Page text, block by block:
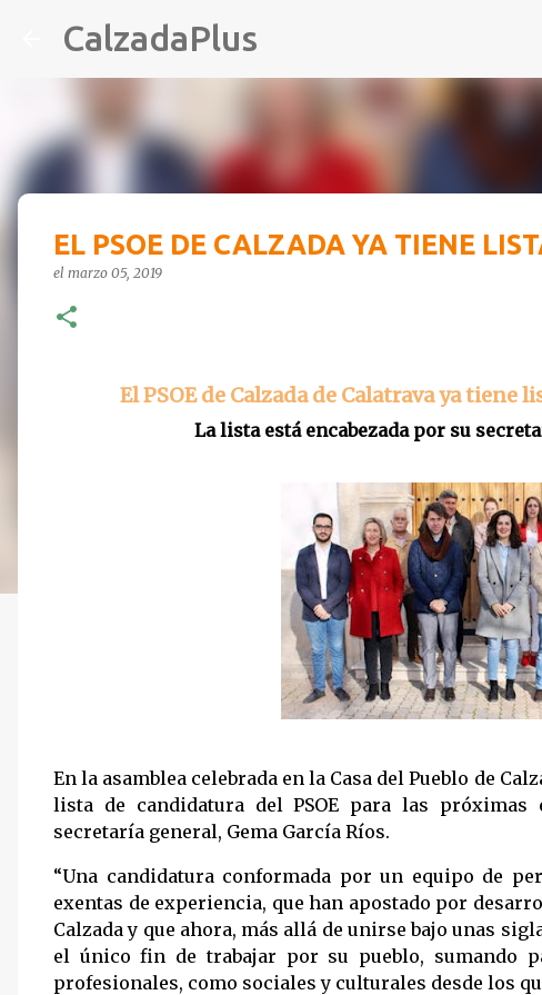
CalzadaPlus
EL PSOE DE CALZADA YA TIENE
el marzo 05, 2019
El PSOE de Calzada de Calatrava ya tiene
La lista está encabezada por su
En la asamblea celebrada en la Casa del Pueblo de
lista de candidatura del PSOE para las próximas
secretaría general, Gema García Ríos.
“Una candidatura conformada por un equipo de
exentas de experiencia, que han apostado por
Calzada y que ahora, más allá de unirse bajo unas
el único fin de trabajar por su pueblo, sumando
profesionales, como sociales y culturales desde los